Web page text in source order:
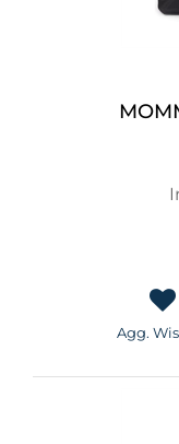
Agg.